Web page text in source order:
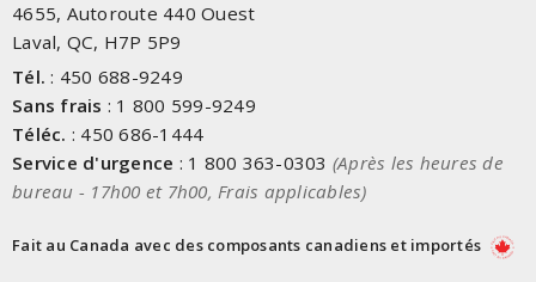
4655, Autoroute 440 Ouest
Laval, QC, H7P 5P9
Tél. : 450 688-9249
Sans frais : 1 800 599-9249
Téléc. : 450 686-1444
Service d'urgence : 1 800 363-0303 (Après les heures de
bureau - 17h00 et 7h00, Frais applicables)
Fait au Canada avec des composants canadiens et importés